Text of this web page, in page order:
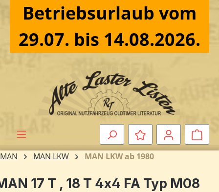
Zum Hauptinhalt springen
Betriebsurlaub vom
29.07. bis 14.08.2026.
MAN MAN LKW MAN LKW ab 1980
17 T , 18 T 4x4 FA Typ M08